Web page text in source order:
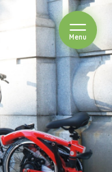
Menuを開閉